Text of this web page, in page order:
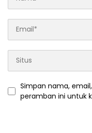
Simpan nama,
peramban ini untuk